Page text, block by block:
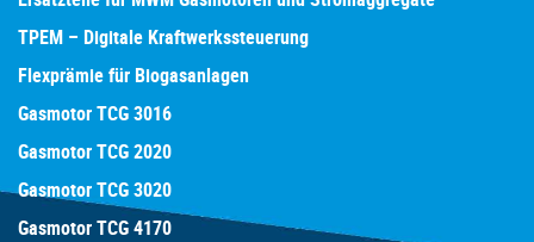
TPEM – Digitale Kraftwerkssteuerung
Flexprämie für Biogasanlagen
Gasmotor TCG 3016
Gasmotor TCG 2020
Gasmotor TCG 3020
Gasmotor TCG 4170